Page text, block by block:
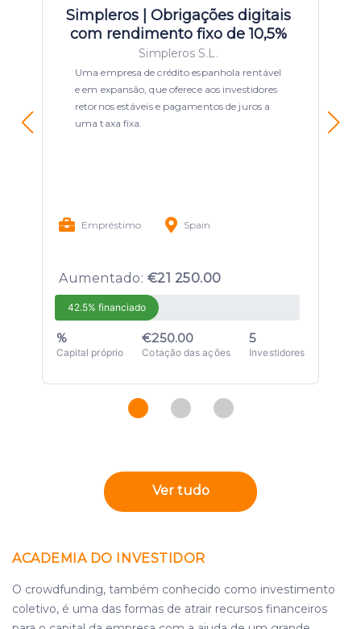
Simpleros | Obrigações digitais
com rendimento fixo de 10,5%
Simpleros S.L.
Uma empresa de crédito espanhola rentável
e em expansão, que oferece aos investidores
retornos estáveis e pagamentos de juros a
uma taxa fixa.
Empréstimo Spain
Aumentado: €21 250.00
42.5% financiado
%
Capital próprio
€250.00
Cotação das ações
5
Investidores
Ver tudo
ACADEMIA DO INVESTIDOR
O crowdfunding, também conhecido como investimento
coletivo, é uma das formas de atrair recursos financeiros